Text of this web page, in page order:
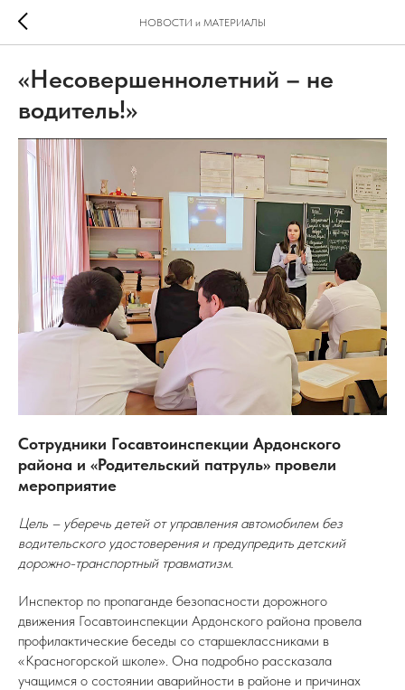
НОВОСТИ и МАТЕРИАЛЫ
«Несовершеннолетний – не
водитель!»
Сотрудники Госавтоинспекции Ардонского
района и «Родительский патруль» провели
мероприятие
Цель – уберечь детей от управления автомобилем без
водительского удостоверения и предупредить детский
дорожно-транспортный травматизм.
Инспектор по пропаганде безопасности дорожного
движения Госавтоинспекции Ардонского района провела
профилактические беседы со старшеклассниками в
«Красногорской школе». Она подробно рассказала
учащимся о состоянии аварийности в районе и причинах